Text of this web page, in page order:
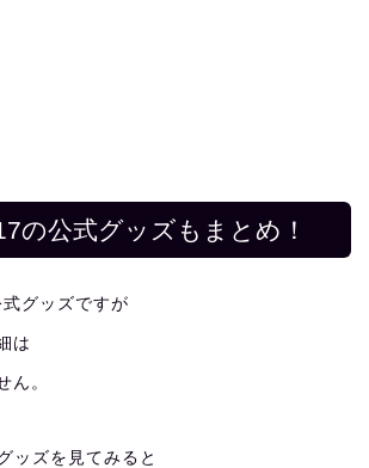
の公式グッズもまとめ！
グッズですが
は
ん。
ッズを見てみると